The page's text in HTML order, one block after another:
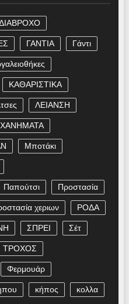
ΓΑΝΤΙΑ
Γάντι
ΚΑΘΑΡΙΣΤΙΚΑ
ΛΕΙΑΝΣΗ
Μποτάκι
Παπούτσι
Προστασία
χεριων
ΡΟΔΑ
ΣΠΡΕΙ
Σέτ
ΤΡΟΧΟΣ
Φερμουάρ
κήπος
κολλα